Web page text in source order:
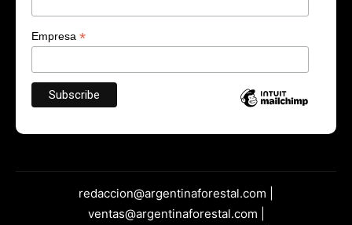
Empresa *
redaccion@argentinaforestal.com |
ventas@argentinaforestal.com |